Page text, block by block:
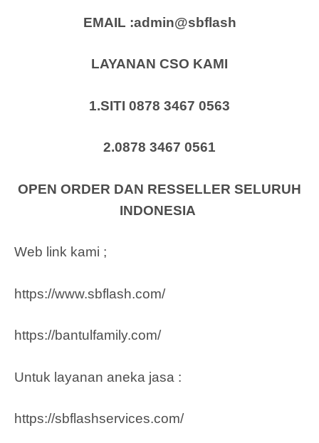
EMAIL :admin@sbflash
LAYANAN CSO KAMI
1.SITI 0878 3467 0563
2.0878 3467 0561
OPEN ORDER DAN RESSELLER SELURUH
INDONESIA
Web link kami ;
https://www.sbflash.com/
https://bantulfamily.com/
Untuk layanan aneka jasa :
https://sbflashservices.com/